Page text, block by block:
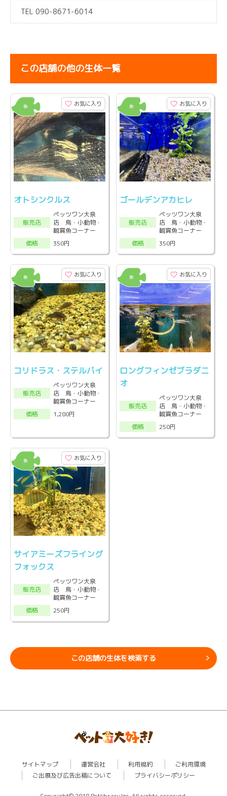
TEL 090-8671-6014
この店舗の他の生体一覧
お気に入り
オトシンクルス
販売店
ペッツワン大泉
店 鳥・小動物・
観賞魚コーナー
価格
350円
お気に入り
ゴールデンアカヒレ
販売店
ペッツワン大泉
店 鳥・小動物・
観賞魚コーナー
価格
350円
お気に入り
コリドラス・ステルバイ
販売店
ペッツワン大泉
店 鳥・小動物・
観賞魚コーナー
価格
1,280円
お気に入り
ロングフィンゼブラダニ
オ
販売店
ペッツワン大泉
店 鳥・小動物・
観賞魚コーナー
価格
250円
お気に入り
サイアミーズフライング
フォックス
販売店
ペッツワン大泉
店 鳥・小動物・
観賞魚コーナー
価格
250円
この店舗の生体を検索する
サイトマップ 運営会社 利用規約
ご利用環境
ご出展及び広告出稿について
プライバシーポリシー